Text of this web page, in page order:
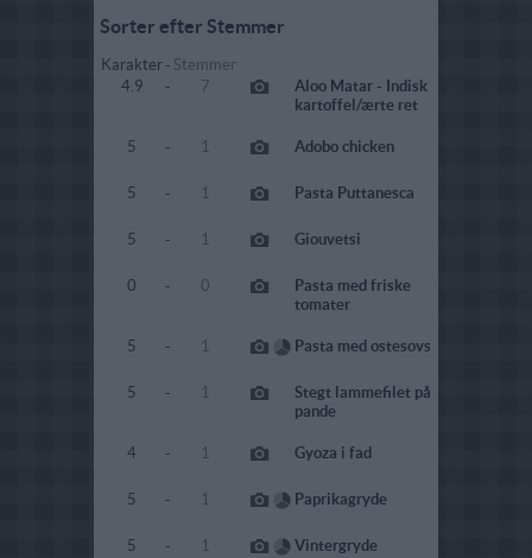
Sorter efter Stemmer
Karakter - Stemmer
4.9
- 7
Aloo Matar - Indisk
kartoffel/ærte ret
5 - 1 Adobo chicken
5 - 1 Pasta Puttanesca
5 - 1 Giouvetsi
0 - 0
Pasta med friske
tomater
5 - 1 Pasta med ostesovs
5 - 1
Stegt lammefilet på
pande
4 - 1 Gyoza i fad
5 - 1 Paprikagryde
5 - 1 Vintergryde